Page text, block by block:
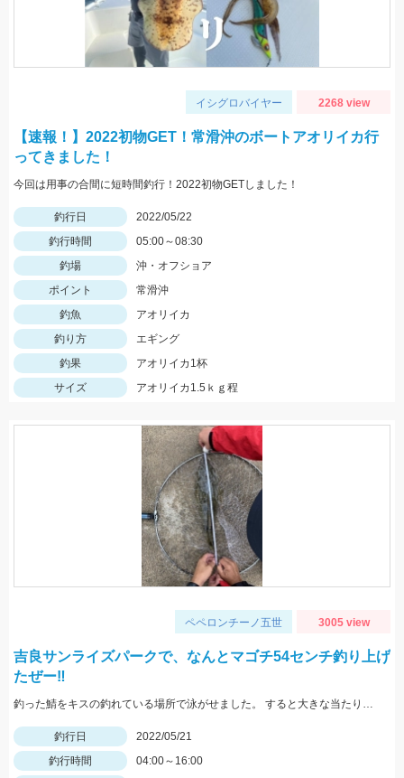
イシグロバイヤー 2268 view
【速報！】2022初物GET！常滑沖のボートアオリイカ行
ってきました！
今回は用事の合間に短時間釣行！2022初物GETしました！
釣行日
2022/05/22
釣行時間
05:00～08:30
釣場
沖・オフショア
ポイント
常滑沖
釣魚
アオリイカ
釣り方
エギング
釣果
アオリイカ1杯
サイズ
アオリイカ1.5ｋｇ程
ペペロンチーノ五世 3005 view
吉良サンライズパークで、なんとマゴチ54センチ釣り上げ
たぜー‼️
釣った鯖をキスの釣れている場所で泳がせました。 すると大きな当たりがーそれから頑張って釣り上げました。
釣行日
2022/05/21
釣行時間
04:00～16:00